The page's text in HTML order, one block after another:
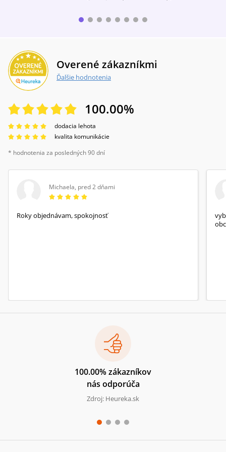
spoločnú budúcnosť za hranicami Ríma,
všetci ich blízki musia bojovať o holý život, a
Overené zákazníkmi
Ďalšie hodnotenia
100.00%
dodacia lehota
kvalita komunikácie
* hodnotenia za posledných 90 dní
Michaela, pred 2 dňami
Roky objednávam, spokojnosť
100.00% zákazníkov
nás odporúča
Zdroj: Heureka.sk